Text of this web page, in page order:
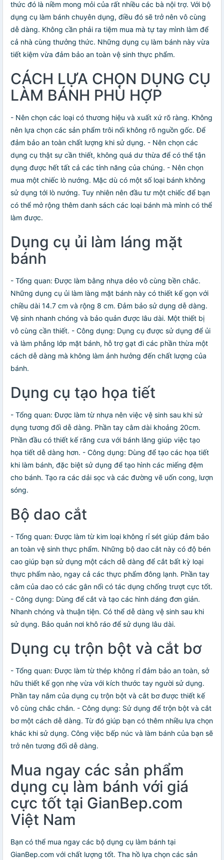
thức đó là niềm mong mỏi của rất nhiều các bà nội trợ. Với bộ
dụng cụ làm bánh chuyên dụng, điều đó sẽ trở nên vô cùng
dễ dàng. Không cần phải ra tiệm mua mà tự tay mình làm để
cả nhà cùng thưởng thức. Những dụng cụ làm bánh này vừa
tiết kiệm vừa đảm bảo an toàn vệ sinh thực phẩm.
CÁCH LỰA CHỌN DỤNG CỤ
LÀM BÁNH PHÙ HỢP
- Nên chọn các loại có thương hiệu và xuất xứ rõ ràng. Không
nên lựa chọn các sản phẩm trôi nổi không rõ nguồn gốc. Để
đảm bảo an toàn chất lượng khi sử dụng. - Nên chọn các
dụng cụ thật sự cần thiết, không quá dư thừa để có thể tận
dụng được hết tất cả các tính năng của chúng. - Nên chọn
mua một chiếc lò nướng. Mặc dù có một số loại bánh không
sử dụng tới lò nướng. Tuy nhiên nên đầu tư một chiếc để bạn
có thể mở rộng thêm danh sách các loại bánh mà mình có thể
làm được.
Dụng cụ ủi làm láng mặt
bánh
- Tổng quan: Được làm bằng nhựa dẻo vô cùng bền chắc.
Những dụng cụ ủi làm làng mặt bánh này có thiết kế gọn với
chiều dài 14.7 cm và rộng 8 cm. Đảm bảo sử dụng dễ dàng.
Vệ sinh nhanh chóng và bảo quản được lâu dài. Một thiết bị
vô cùng cần thiết. - Công dụng: Dụng cụ được sử dụng để ủi
và làm phẳng lớp mặt bánh, hỗ trợ gạt đi các phần thừa một
cách dễ dàng mà không làm ảnh hưởng đến chất lượng của
bánh.
Dụng cụ tạo họa tiết
- Tổng quan: Được làm từ nhựa nên việc vệ sinh sau khi sử
dụng tương đối dễ dàng. Phần tay cằm dài khoảng 20cm.
Phần đầu có thiết kế răng cưa với bánh lăng giúp việc tạo
họa tiết dễ dàng hơn. - Công dụng: Dùng để tạo các họa tiết
khi làm bánh, đặc biệt sử dụng để tạo hình các miếng đệm
cho bánh. Tạo ra các dải sọc và các đường vẽ uốn cong, lượn
sóng.
Bộ dao cắt
- Tổng quan: Được làm từ kim loại không rỉ sét giúp đảm bảo
an toàn vệ sinh thực phẩm. Những bộ dao cắt này có độ bén
cao giúp bạn sử dụng một cách dễ dàng để cắt bất kỳ loại
thực phẩm nào, ngay cả các thực phẩm đông lạnh. Phần tay
cằm của dao có các gân nổi có tác dụng chống trượt cực tốt.
- Công dụng: Dùng để cắt và tạo các hình dáng đơn giản.
Nhanh chóng và thuận tiện. Có thể dễ dàng vệ sinh sau khi
sử dụng. Bảo quản nơi khô ráo để sử dụng lâu dài.
Dụng cụ trộn bột và cắt bơ
- Tổng quan: Được làm từ thép không rỉ đảm bảo an toàn, sở
hữu thiết kế gọn nhẹ vừa với kích thước tay người sử dụng.
Phần tay nắm của dụng cụ trộn bột và cắt bơ được thiết kế
vô cùng chắc chắn. - Công dụng: Sử dụng để trộn bột và cắt
bơ một cách dễ dàng. Từ đó giúp bạn có thêm nhiều lựa chọn
khác khi sử dụng. Công việc bếp núc và làm bánh của bạn sẽ
trở nên tương đối dễ dàng.
Mua ngay các sản phẩm
dụng cụ làm bánh với giá
cực tốt tại GianBep.com
Việt Nam
Bạn có thể mua ngay các bộ dụng cụ làm bánh tại
GianBep.com với chất lượng tốt. Tha hồ lựa chọn các sản